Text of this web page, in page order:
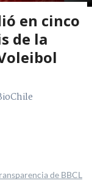
en cinco
de la
de BBCL